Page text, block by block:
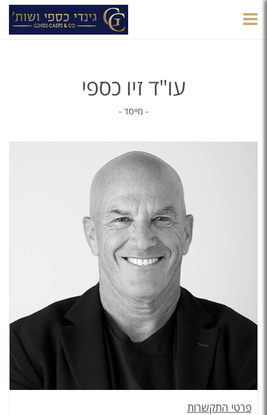
עו"ד זיו כספי
- מייסד -
פרטי התקשרות